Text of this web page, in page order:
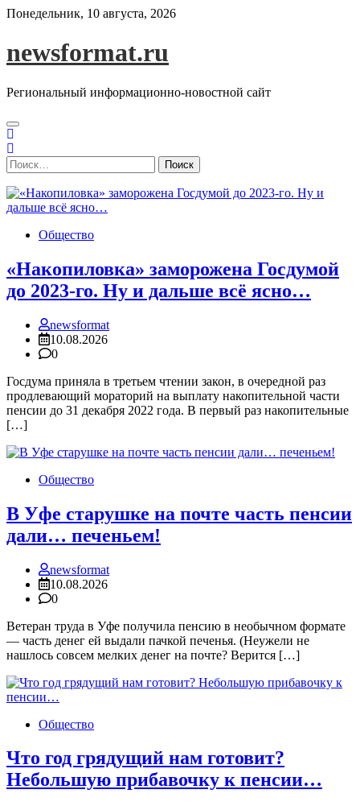
Skip
Понедельник, 10 августа, 2026
newsformat.ru
Региональный информационно-новостной сайт
Найти:
Общество
«Накопиловка» заморожена Госдумой
до 2023-го. Ну и дальше всё ясно…
newsformat
10.08.2026
0
Госдума приняла в третьем чтении закон, в очередной раз
продлевающий мораторий на выплату накопительной части
пенсии до 31 декабря 2022 года. В первый раз накопительные
[…]
Общество
В Уфе старушке на почте часть пенсии
дали… печеньем!
newsformat
10.08.2026
0
Ветеран труда в Уфе получила пенсию в необычном формате
— часть денег ей выдали пачкой печенья. (Неужели не
нашлось совсем мелких денег на почте? Верится […]
Общество
Что год грядущий нам готовит?
Небольшую прибавочку к пенсии…